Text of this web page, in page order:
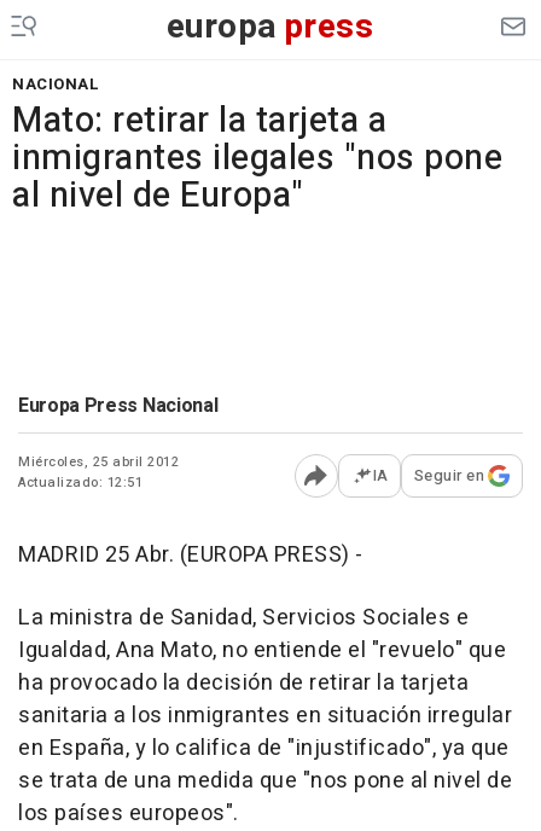
europa press
NACIONAL
Mato: retirar la tarjeta a
inmigrantes ilegales "nos pone
al nivel de Europa"
Europa Press Nacional
Miércoles, 25 abril 2012
Actualizado: 12:51
Abrir opciones para
IA Seguir en
MADRID 25 Abr. (EUROPA PRESS) -
La ministra de Sanidad, Servicios Sociales e
Igualdad, Ana Mato, no entiende el "revuelo" que
ha provocado la decisión de retirar la tarjeta
sanitaria a los inmigrantes en situación irregular
en España, y lo califica de "injustificado", ya que
se trata de una medida que "nos pone al nivel de
los países europeos".